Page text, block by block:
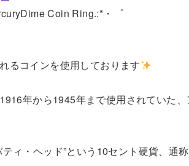
Coin Ring.:*・゜
るコインを使用しております
年から1945年まで使用されていた
ィ・ヘッド”という10セント硬貨、通